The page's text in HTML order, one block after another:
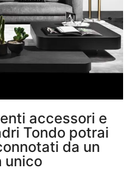
accessori e
Tondo potrai
da un
unico